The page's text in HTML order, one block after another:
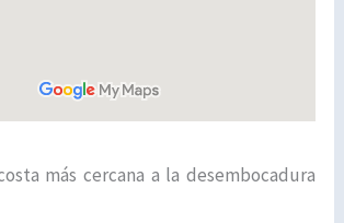
más cercana a la desembocadura